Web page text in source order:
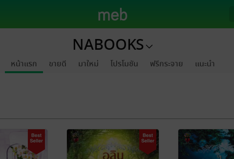
NABOOKS
หน้าแรก ขายดี มาใหม่ โปรโมชัน ฟรีกระจาย แนะนำ